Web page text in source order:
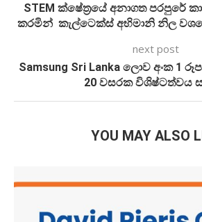
STEM ක්ෂේත්‍රයේ අනාගත පරපුරේ
කරමින් කැල්ටෙක්ස් අභිමානි නිල
next post
Samsung Sri Lanka ලොව අංක 1
20 වසරක විශිෂ්ටත්වය
YOU MAY ALSO